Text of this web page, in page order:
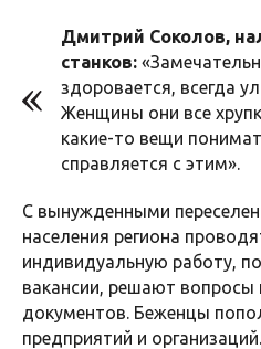
Дмитрий Соколов,
станков:
здоровается, всегда
Женщины они все
какие-то вещи
справляется с этим».
С вынужденными
населения региона
индивидуальную работу,
вакансии, решают
документов. Беженцы
предприятий и